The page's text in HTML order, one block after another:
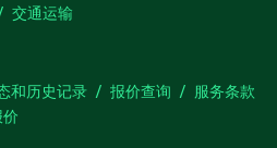
交通运输
和历史记录 报价查询
服务条款